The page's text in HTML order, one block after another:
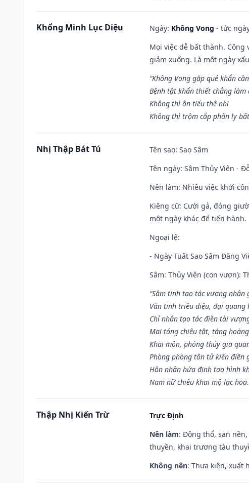
Khổng Minh Lục Diệu Ngày: Không Vong - tức
Mọi việc dễ bất thành.
giảm xuống. Là một ngày
“Không Vong gặp quẻ khẩn cần
Bệnh tật khẩn thiết chẳng làm
Không thì ôn tiểu thê nhi
Không thì trộm cắp phân ly
Nhị Thập Bát Tú Tên sao: Sao Sâm
Tên ngày: Sâm Thủy Viên -
Nên làm: Nhiều việc khởi
Kiêng cữ: Cưới gả, đóng
một ngày khác để tiến hành.
Ngoại lệ:
- Ngày Tuất Sao Sâm Đăng
Sâm: Thủy Viên (con vượn):
“Sâm tinh tạo tác vượng nhân
Văn tinh triều diệu, đại quang
Chỉ nhân tạo tác điền tài
Mai táng chiêu tật, táng
Khai môn, phóng thủy gia
Phòng phòng tôn tử kiến điền
Hôn nhân hứa định tao hình
Nam nữ chiêu khai mộ lạc
Thập Nhị Kiến Trừ
Trực Định
Nên làm: Động thổ, san
thuyền, khai trương tàu
Không nên: Thưa kiện, xuất